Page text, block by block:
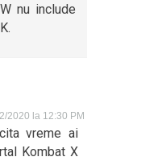
nu include
2020 la 12:30 PM
vreme ai
Kombat X